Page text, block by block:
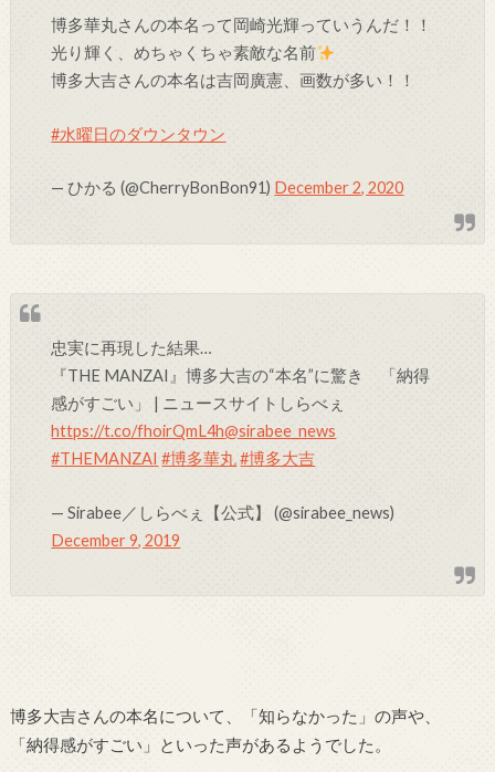
博多華丸さんの本名って岡崎光輝っていうんだ！！
光り輝く、めちゃくちゃ素敵な名前
博多大吉さんの本名は吉岡廣憲、画数が多い！！
#水曜日のダウンタウン
— ひかる (@CherryBonBon91) December 2, 2020
忠実に再現した結果…
『THE MANZAI』博多大吉の“本名”に驚き 「納得
感がすごい」 | ニュースサイトしらべぇ
https://t.co/fhoirQmL4h@sirabee_news
#THEMANZAI #博多華丸 #博多大吉
— Sirabee／しらべぇ【公式】 (@sirabee_news)
December 9, 2019
博多大吉さんの本名について、「知らなかった」の声や、
「納得感がすごい」といった声があるようでした。